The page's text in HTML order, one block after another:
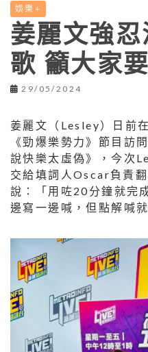
娛樂+
姜麗文強
歌 籲大家
29/05/2024
姜麗文（Lesley）日前
《勁爆樂勢力》節目訪
說快樂太虛偽》，今次
交給填詞人Oscar負責
說：「用咗20分鐘就完
邊寫一邊喊，但點解喊就